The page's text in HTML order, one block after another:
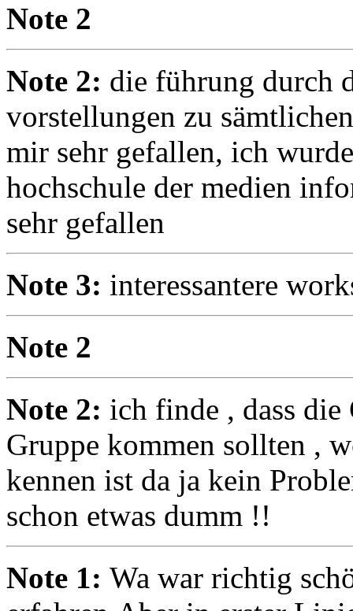
Note 2
Note 2: die führung durch
vorstellungen zu
mir sehr gefallen, ich
hochschule der medien
sehr gefallen
Note 3: interessantere
Note 2
Note 2: ich finde , dass
Gruppe kommen sollten ,
kennen ist da ja kein
schon etwas dumm !!
Note 1: Wa war richtig